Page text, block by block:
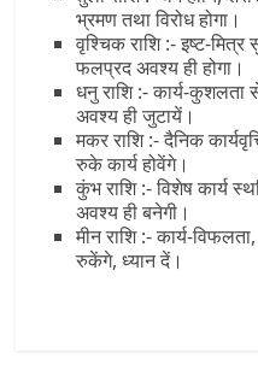
भ्रमण तथा विरोध होगा।
वृश्चिक राशि :- इष्ट-
फलप्रद अवश्य ही होगा।
धनु राशि :- कार्य-
अवश्य ही जुटायें।
मकर राशि :- दैनिक
रुके कार्य होवेंगे।
कुंभ राशि :- विशेष कार्य
अवश्य ही बनेगी।
मीन राशि :- कार्य-
रुकेंगे, ध्यान दें।